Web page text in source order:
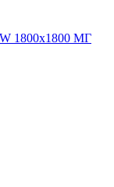
1800х1800 МГ